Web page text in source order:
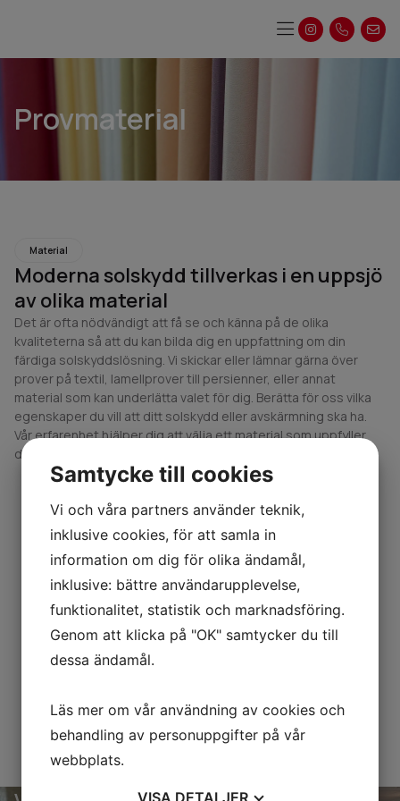
Provmaterial
Material
Moderna solskydd tillverkas i en uppsjö
av olika material
Det är ofta nödvändigt att få se och känna på de olika
kvaliteterna så att du kan bilda dig en uppfattning om din
färdiga solskyddslösning. Vi skickar eller lämnar gärna över
prover på textil, lamellprover till persienner, eller annat
material som kan underlätta valet för dig. Berätta för oss vilka
egenskaper du vill att ditt solskydd eller avskärmning ska ha.
Vår erfarenhet hjälper dig att välja ett material som uppfyller
dina krav och önskemål.
Samtycke till cookies
Vi och våra partners använder teknik,
inklusive cookies, för att samla in
information om dig för olika ändamål,
inklusive: bättre användarupplevelse,
funktionalitet, statistik och marknadsföring.
Genom att klicka på "OK" samtycker du till
dessa ändamål.
Läs mer om vår användning av cookies och
behandling av personuppgifter på vår
webbplats.
VISA DETALJER